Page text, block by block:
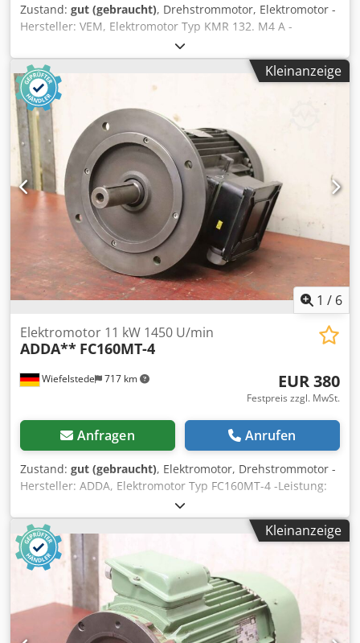
Zustand: gut (gebraucht), Drehstrommotor, Elektromotor -
Hersteller: VEM, Elektromotor Typ KMR 132. M4 A -
Leistung: 11 kW -Drehzahl: 1440 U/min -Welle: Ø 38/80 mm
-Bauform: B5 -Schutzart: IP44 -Anzahl: 3x Motor vorhanden
-Preis: pro Stück Dodpfjp Dycljx Abnewa -Abmessungen:
525/285/H320 mm -Gewicht: 88 kg/St.
Kleinanzeige
1 / 6
Wiefelstede 717 km
Elektromotor 11 kW 1450 U/min
ADDA** FC160MT-4
EUR 380
Festpreis zzgl. MwSt.
Anfragen Anrufen
Zustand: gut (gebraucht), Elektromotor, Drehstrommotor -
Hersteller: ADDA, Elektromotor Typ FC160MT-4 -Leistung:
11 kW -Drehzahl: 1450 U/min -Spannung: 380/660 V -Welle:
Ø 42 x 110 mm -Bauform: B5 -Schutzart: IP 55 Dwodju
Hbawspfx Abnja -Abmessungen: 570/400/H350 mm -
Gewicht: 73 kg
Kleinanzeige